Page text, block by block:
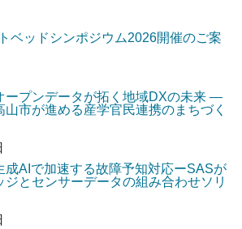
ベッドシンポジウム2026開催のご案
ープンデータが拓く地域DXの未来 ―
山市が進める産学官民連携のまちづく
成AIで加速する故障予知対応ーSASが
ジとセンサーデータの組み合わせソリ